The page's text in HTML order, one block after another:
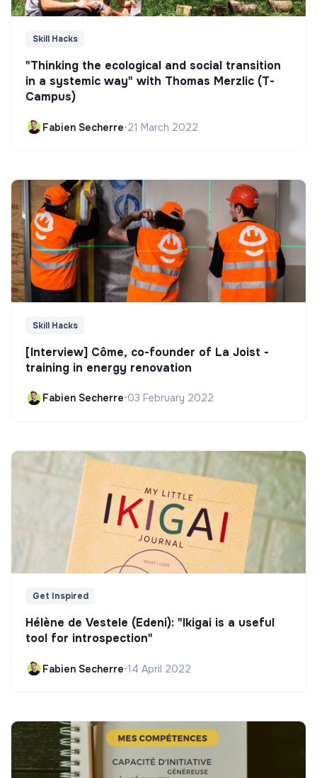
Skill Hacks
"Thinking the ecological and social transition
in a systemic way" with Thomas Merzlic (T-
Campus)
Fabien Secherre•21 March 2022
Skill Hacks
[Interview] Côme, co-founder of La Joist -
training in energy renovation
Fabien Secherre•03 February 2022
Get Inspired
Hélène de Vestele (Edeni): "Ikigai is a useful
tool for introspection"
Fabien Secherre•14 April 2022